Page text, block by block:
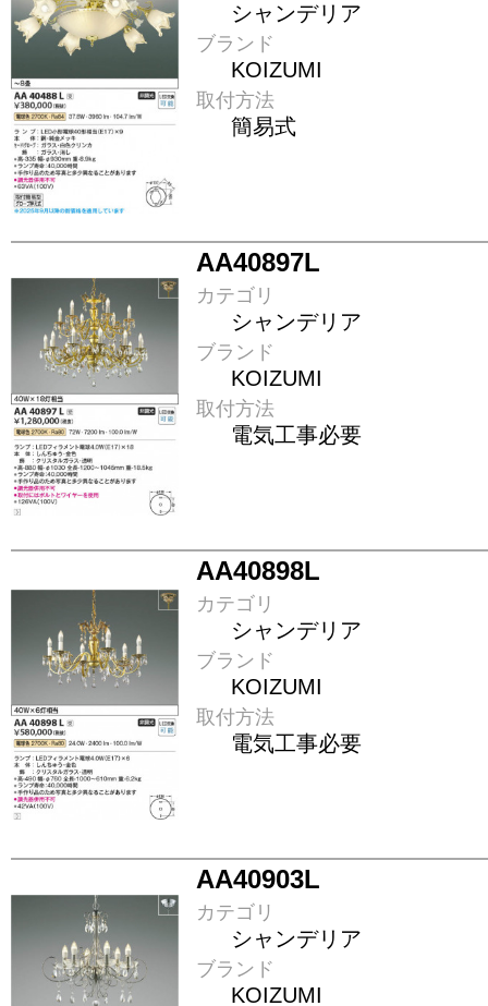
シャンデリア
ブランド
KOIZUMI
取付方法
簡易式
AA40897L
カテゴリ
シャンデリア
ブランド
KOIZUMI
取付方法
電気工事必要
AA40898L
カテゴリ
シャンデリア
ブランド
KOIZUMI
取付方法
電気工事必要
AA40903L
カテゴリ
シャンデリア
ブランド
KOIZUMI